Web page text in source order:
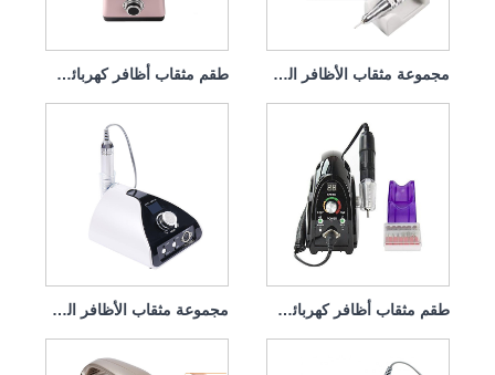
طقم مثقاب أظافر كهربائي لإزالة طلاء الجل 65 واط 35000 دورة في الدقيقة مجموعة مثقاب الأظافر الكهربائية الاحترافية 65 وات 35000 دورة في الدقيقة
مجموعة مثقاب الأظافر الكهربائية اللازمة 65 وات 35000 دورة في الدقيقة طقم مثقاب أظافر كهربائي لإزالة الغمس 65 وات 35000 دورة في الدقيقة